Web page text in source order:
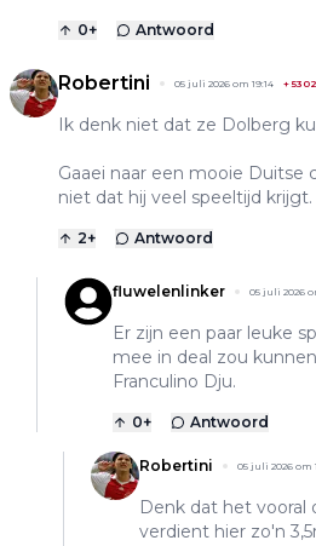
0+ Antwoord
Robertini 05 juli 2026 om 19:14 +
Ik denk niet dat ze Dolberg
Gaaei naar een mooie Duitse
niet dat hij veel speeltijd krijgt.
2+ Antwoord
fluwelenlinker 05 juli 2026
Er zijn een paar leuke
mee in deal zou
Franculino Dju.
0+ Antwoord
Robertini 05 juli 2026 om
Denk dat het vooral
verdient hier zo'n